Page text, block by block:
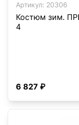
Артикул: 20306
Костюм зим.
4
6 827 ₽